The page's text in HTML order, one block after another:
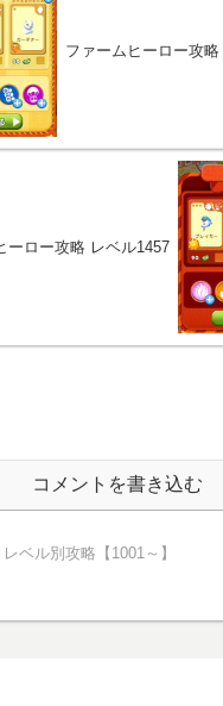
ファームヒーロー攻
ーロー攻略 レベル1457
コメントを書き込む
レベル別攻略【1001～】